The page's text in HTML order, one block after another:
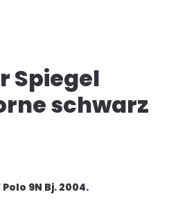
Spiegel
schwarz
9N Bj. 2004.